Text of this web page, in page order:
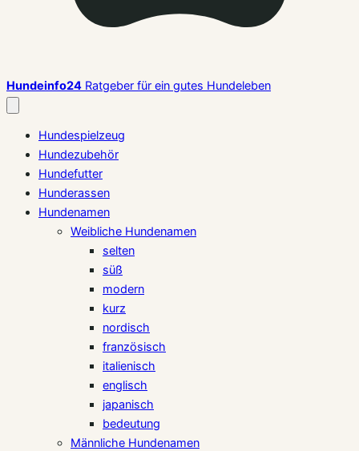
Hundeinfo24 Ratgeber für ein gutes Hundeleben
schließen
Hundespielzeug
Hundezubehör
Hundefutter
Hunderassen
Hundenamen
Weibliche Hundenamen
selten
süß
modern
kurz
nordisch
französisch
italienisch
englisch
japanisch
bedeutung
Männliche Hundenamen